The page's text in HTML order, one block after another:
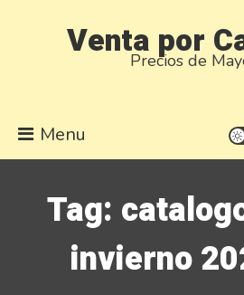
Venta por
Precios de
Menu
Tag:
invierno